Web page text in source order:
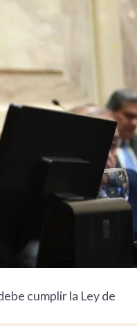
cumplir la Ley de